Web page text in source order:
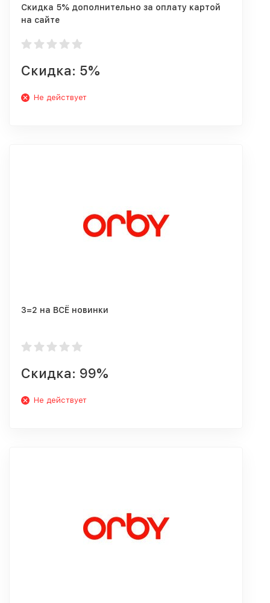
Скидка 5% дополнительно за оплату картой
на сайте
Скидка: 5%
Не действует
3=2 на ВСЁ новинки
Скидка: 99%
Не действует